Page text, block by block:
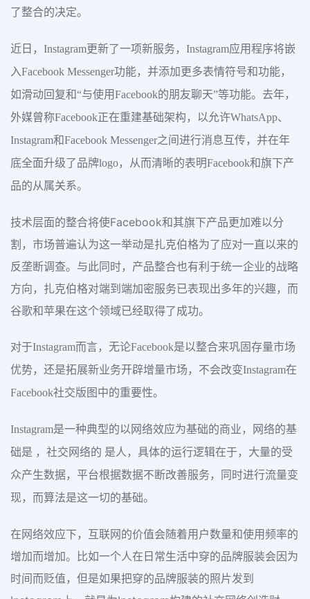
了整合的决定。
近日，Instagram更新了一项新服务，Instagram应用程序将嵌
入Facebook Messenger功能，并添加更多表情符号和功能，
如滑动回复和“与使用Facebook的朋友聊天”等功能。去年，
外媒曾称Facebook正在重建基础架构，以允许WhatsApp、
Instagram和Facebook Messenger之间进行消息互传，并在年
底全面升级了品牌logo，从而清晰的表明Facebook和旗下产
品的从属关系。
技术层面的整合将使Facebook和其旗下产品更加难以分
割，市场普遍认为这一举动是扎克伯格为了应对一直以来的
反垄断调查。与此同时，产品整合也有利于统一企业的战略
方向，扎克伯格对端到端加密服务已表现出多年的兴趣，而
谷歌和苹果在这个领域已经取得了成功。
对于Instagram而言，无论Facebook是以整合来巩固存量市场
优势，还是拓展新业务开辟增量市场，不会改变Instagram在
Facebook社交版图中的重要性。
Instagram是一种典型的以网络效应为基础的商业，网络的基
础是 ，社交网络的 是人，具体的运行逻辑在于，大量的受
众产生数据，平台根据数据不断改善服务，同时进行流量变
现，而算法是这一切的基础。
在网络效应下，互联网的价值会随着用户数量和使用频率的
增加而增加。比如一个人在日常生活中穿的品牌服装会因为
时间而贬值，但是如果把穿的品牌服装的照片发到